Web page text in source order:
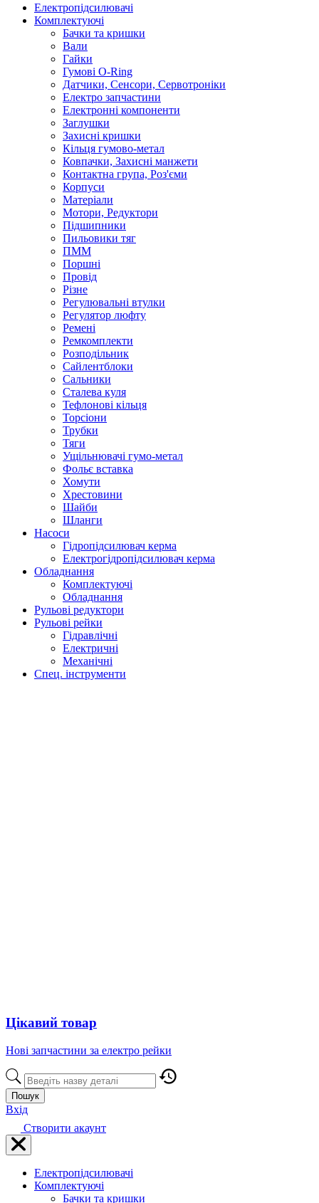
Електропідсилювачі
Комплектуючі
Бачки та кришки
Вали
Гайки
Гумові O-Ring
Датчики, Сенсори, Сервотроніки
Електро запчастини
Електронні компоненти
Заглушки
Захисні кришки
Кільця гумово-метал
Ковпачки, Захисні манжети
Контактна група, Роз'єми
Корпуси
Матеріали
Мотори, Редуктори
Підшипники
Пильовики тяг
ПММ
Поршні
Провід
Різне
Регулювальні втулки
Регулятор люфту
Ремені
Ремкомплекти
Розподільник
Сайлентблоки
Сальники
Сталева куля
Тефлонові кільця
Торсіони
Трубки
Тяги
Ущільнювачі гумо-метал
Фольє вставка
Хомути
Хрестовини
Шайби
Шланги
Насоси
Гідропідсилювач керма
Електрогідропідсилювач керма
Обладнання
Комплектуючі
Обладнання
Рульові редуктори
Рульові рейки
Гідравлічні
Електричні
Механічні
Спец. інструменти
Цікавий товар
Нові запчастини за електро рейки
Пошук
Вхід
Створити акаунт
Електропідсилювачі
Комплектуючі
Бачки та кришки